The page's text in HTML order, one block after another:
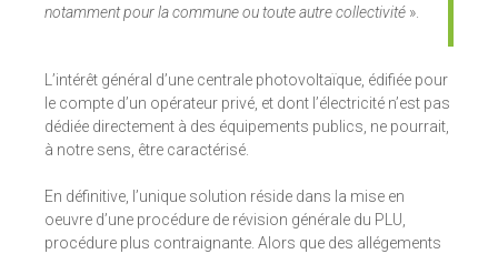
notamment pour la commune ou toute autre collectivité ».
L’intérêt général d’une centrale photovoltaïque, édifiée pour
le compte d’un opérateur privé, et dont l’électricité n’est pas
dédiée directement à des équipements publics, ne pourrait,
à notre sens, être caractérisé.
En définitive, l’unique solution réside dans la mise en
oeuvre d’une procédure de révision générale du PLU,
procédure plus contraignante. Alors que des allégements